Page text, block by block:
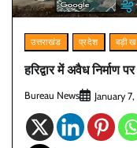
उत्तराखंड प्रदेश बड़ी
हरिद्वार में अवैध निर्माण
Bureau News January